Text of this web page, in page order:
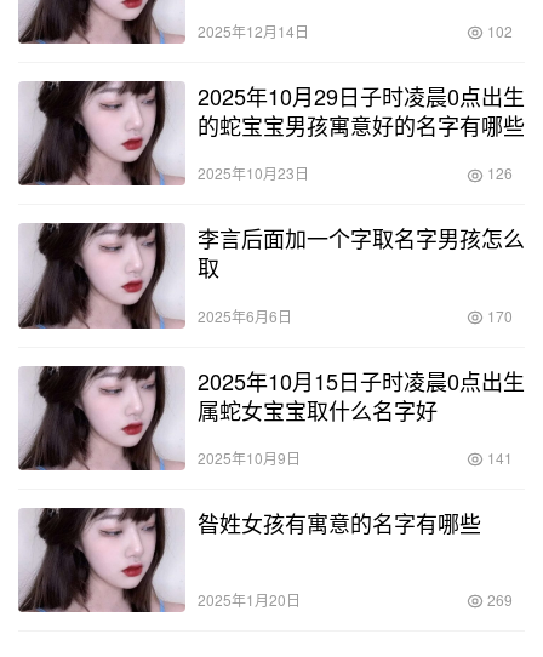
2025年12月14日 102
2025年10月29日子时凌晨0点出生
的蛇宝宝男孩寓意好的名字有哪些
2025年10月23日 126
李言后面加一个字取名字男孩怎么
取
2025年6月6日 170
2025年10月15日子时凌晨0点出生
属蛇女宝宝取什么名字好
2025年10月9日 141
昝姓女孩有寓意的名字有哪些
2025年1月20日 269